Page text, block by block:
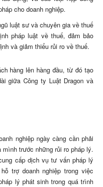
cho doanh nghiệp.
luật sư và chuyên gia về thuế
pháp luật về thuế, đảm bảo
và giảm thiểu rủi ro về thuế.
hàng lên hàng đầu, từ đó tạo
giữa Công ty Luật Dragon và
nghiệp ngày càng cần phải
trước những rủi ro pháp lý.
cấp dịch vụ tư vấn pháp lý
trợ doanh nghiệp trong việc
lý phát sinh trong quá trình